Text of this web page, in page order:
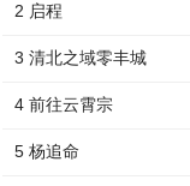
2 启程
3 清北之域零丰城
4 前往云霄宗
5 杨追命